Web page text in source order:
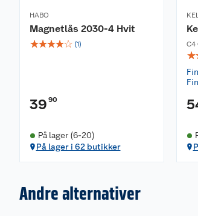
HABO
Magnetlås 2030-4 Hvit
☆☆☆☆☆ (1)
39 90
På lager (6-20)
På lager i 62 butikker
C4
☆
Andre alternativer